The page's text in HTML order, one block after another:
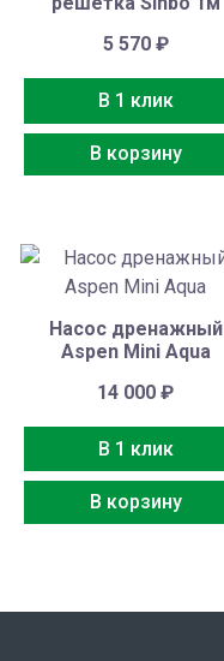
5 570 ₽
В 1 клик
В корзину
Насос дренажный
Aspen Mini Aqua
14 000₽
В 1 клик
В корзину